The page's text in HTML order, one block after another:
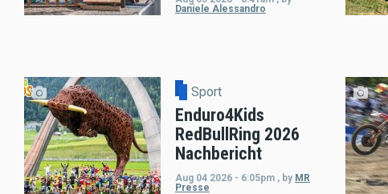
Daniele Alessandro
Sport
Enduro4Kids
RedBullRing 2026
Nachbericht
Aug 04 2026 - 6:05pm , by MR
Presse